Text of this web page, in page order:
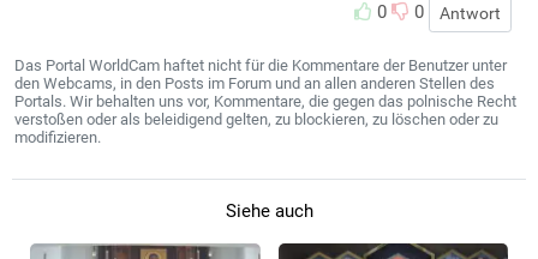
0 0 Antwort
Das Portal WorldCam haftet nicht für die Kommentare der Benutzer unter
den Webcams, in den Posts im Forum und an allen anderen Stellen des
Portals. Wir behalten uns vor, Kommentare, die gegen das polnische Recht
verstoßen oder als beleidigend gelten, zu blockieren, zu löschen oder zu
modifizieren.
Siehe auch